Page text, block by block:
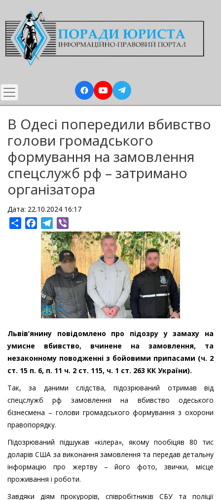
до
основного
вмісту
В Одесі попередили вбивство
голови громадського
формування на замовлення
спецслужб рф – затримано
організатора
Дата: 22.10.2024 16:17
ShareFacebookTelegram
Львів’янину повідомлено про підозру у замаху на
умисне вбивство, вчинене на замовлення, та
незаконному поводженні з бойовими припасами (ч. 2
ст. 15 п. 6, п. 11 ч. 2 ст. 115, ч. 1 ст. 263 КК України).
Так, за даними слідства, підозрюваний отримав від
спецслужб рф замовлення на вбивство одеського
бізнесмена – голови громадського формування з охорони
правопорядку.
Підозрюваний підшукав «кілера», якому пообіцяв 80 тис
доларів США за виконання замовлення та передав детальну
інформацію про жертву – його фото, звички, місце
проживання і роботи.
Завдяки діям прокурорів, співробітників СБУ та поліції